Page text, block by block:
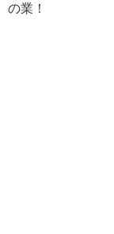
の業！